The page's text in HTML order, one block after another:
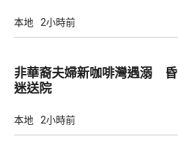
本地 2小時前
非華裔夫婦新咖啡灣遇溺 昏
迷送院
本地 2小時前